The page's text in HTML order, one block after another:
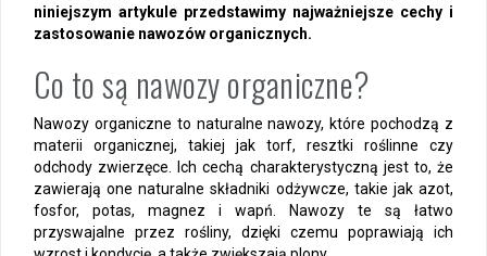
niniejszym artykule przedstawimy najważniejsze cechy i
zastosowanie nawozów organicznych.
Co to są nawozy organiczne?
Nawozy organiczne to naturalne nawozy, które pochodzą z
materii organicznej, takiej jak torf, resztki roślinne czy
odchody zwierzęce. Ich cechą charakterystyczną jest to, że
zawierają one naturalne składniki odżywcze, takie jak azot,
fosfor, potas, magnez i wapń. Nawozy te są łatwo
przyswajalne przez rośliny, dzięki czemu poprawiają ich